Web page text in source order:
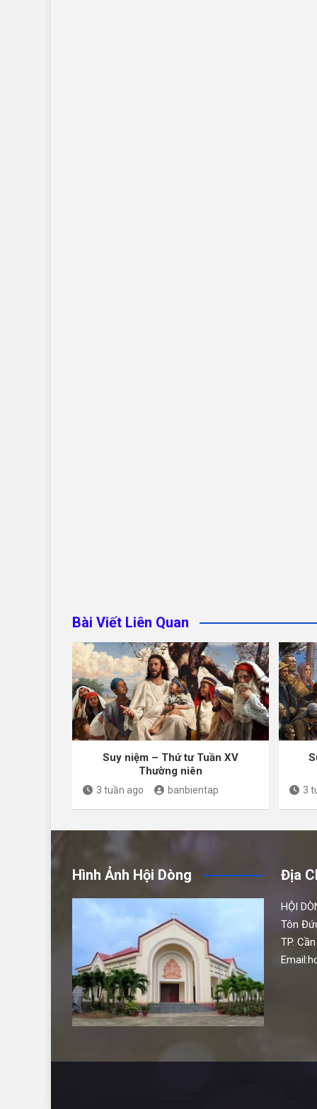
Bài Viết Liên Quan
Suy niệm – Thứ tư Tuần XV
Thường niên
3 tuần ago banbientap 3
Hình Ảnh Hội Dòng Địa
HỘI
Tôn
TP.